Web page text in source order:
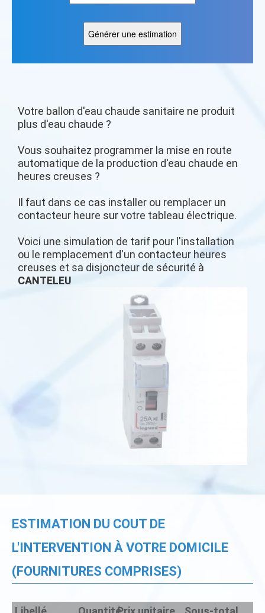
Votre ballon d'eau chaude sanitaire ne produit
plus d'eau chaude ?
Vous souhaitez programmer la mise en route
automatique de la production d'eau chaude en
heures creuses ?
Il faut dans ce cas installer ou remplacer un
contacteur heure sur votre tableau électrique.
Voici une simulation de tarif pour l'installation
ou le remplacement d'un contacteur heures
creuses et sa disjoncteur de sécurité à
CANTELEU
ESTIMATION DU COUT DE
L'INTERVENTION À VOTRE DOMICILE
(FOURNITURES COMPRISES)